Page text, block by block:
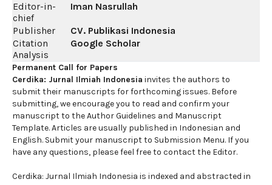
Editor-in-
chief
Iman Nasrullah
Publisher
CV. Publikasi Indonesia
Citation
Analysis
Google Scholar
Permanent Call for Papers
Cerdika: Jurnal Ilmiah Indonesia invites the authors to
submit their manuscripts for forthcoming issues. Before
submitting, we encourage you to read and confirm your
manuscript to the Author Guidelines and Manuscript
Template. Articles are usually published in Indonesian and
English. Submit your manuscript to Submission Menu. If you
have any questions, please feel free to contact the Editor.
Cerdika: Jurnal Ilmiah Indonesia is indexed and abstracted in